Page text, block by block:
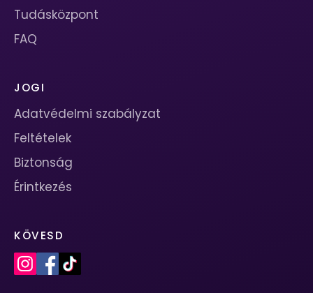
Tudásközpont
FAQ
JOGI
Adatvédelmi szabályzat
Feltételek
Biztonság
Érintkezés
KÖVESD